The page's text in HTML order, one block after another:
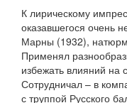
К лирическому
оказавшегося очень
Марны (1932),
Применял
избежать влияний на
Сотрудничал – в
с труппой Русского